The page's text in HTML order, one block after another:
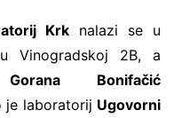
Krk nalazi se u
Vinogradskoj 2B, a
Gorana Bonifačić
je laboratorij Ugovorni